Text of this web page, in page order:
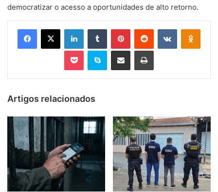
democratizar o acesso a oportunidades de alto retorno.
Facebook
X LinkedinTumblr PinterestReddit VK OK
Pocket Skype Compartilhar via e-mail Imprimir
Artigos relacionados